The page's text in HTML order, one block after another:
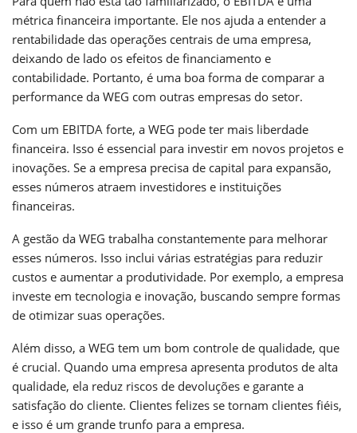
métrica financeira importante. Ele nos ajuda a entender a
rentabilidade das operações centrais de uma empresa,
deixando de lado os efeitos de financiamento e
contabilidade. Portanto, é uma boa forma de comparar a
performance da WEG com outras empresas do setor.
Com um EBITDA forte, a WEG pode ter mais liberdade
financeira. Isso é essencial para investir em novos projetos e
inovações. Se a empresa precisa de capital para expansão,
esses números atraem investidores e instituições
financeiras.
A gestão da WEG trabalha constantemente para melhorar
esses números. Isso inclui várias estratégias para reduzir
custos e aumentar a produtividade. Por exemplo, a empresa
investe em tecnologia e inovação, buscando sempre formas
de otimizar suas operações.
Além disso, a WEG tem um bom controle de qualidade, que
é crucial. Quando uma empresa apresenta produtos de alta
qualidade, ela reduz riscos de devoluções e garante a
satisfação do cliente. Clientes felizes se tornam clientes fiéis,
e isso é um grande trunfo para a empresa.